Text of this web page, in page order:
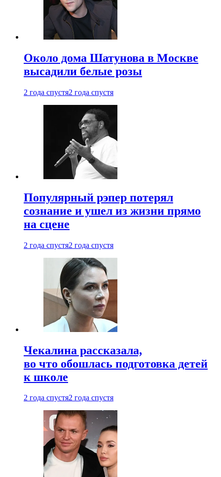
Около дома Шатунова в Москве
высадили белые розы
2 года спустя2 года спустя
Популярный рэпер потерял
сознание и ушел из жизни прямо
на сцене
2 года спустя2 года спустя
Чекалина рассказала,
во что обошлась подготовка детей
к школе
2 года спустя2 года спустя